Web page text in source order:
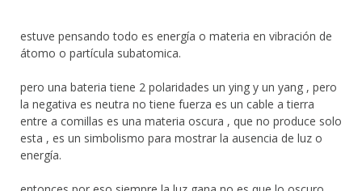
estuve pensando todo es energía o materia en vibración de
átomo o partícula subatomica.
pero una bateria tiene 2 polaridades un ying y un yang , pero
la negativa es neutra no tiene fuerza es un cable a tierra
entre a comillas es una materia oscura , que no produce solo
esta , es un simbolismo para mostrar la ausencia de luz o
energía.